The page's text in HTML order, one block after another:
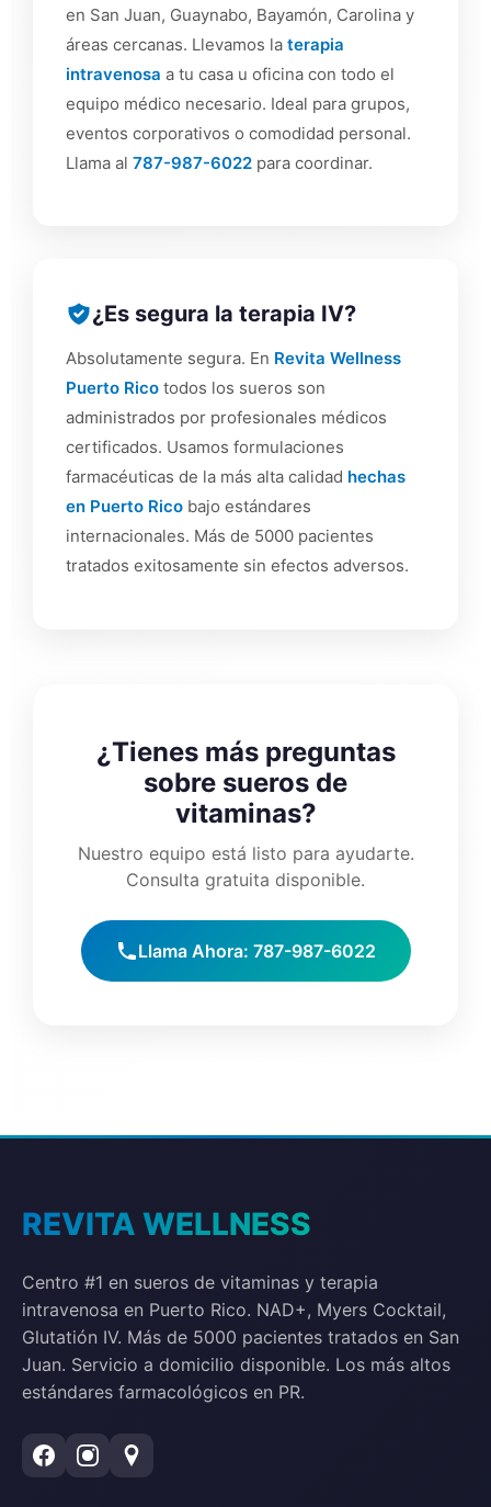
en San Juan, Guaynabo, Bayamón, Carolina y
áreas cercanas. Llevamos la terapia
intravenosa a tu casa u oficina con todo el
equipo médico necesario. Ideal para grupos,
eventos corporativos o comodidad personal.
Llama al 787-987-6022 para coordinar.
¿Es segura la terapia IV?
Absolutamente segura. En Revita Wellness
Puerto Rico todos los sueros son
administrados por profesionales médicos
certificados. Usamos formulaciones
farmacéuticas de la más alta calidad hechas
en Puerto Rico bajo estándares
internacionales. Más de 5000 pacientes
tratados exitosamente sin efectos adversos.
¿Tienes más preguntas
sobre sueros de
vitaminas?
Nuestro equipo está listo para ayudarte.
Consulta gratuita disponible.
Llama Ahora: 787-987-6022
REVITA WELLNESS
Centro #1 en sueros de vitaminas y terapia
intravenosa en Puerto Rico. NAD+, Myers Cocktail,
Glutatión IV. Más de 5000 pacientes tratados en San
Juan. Servicio a domicilio disponible. Los más altos
estándares farmacológicos en PR.